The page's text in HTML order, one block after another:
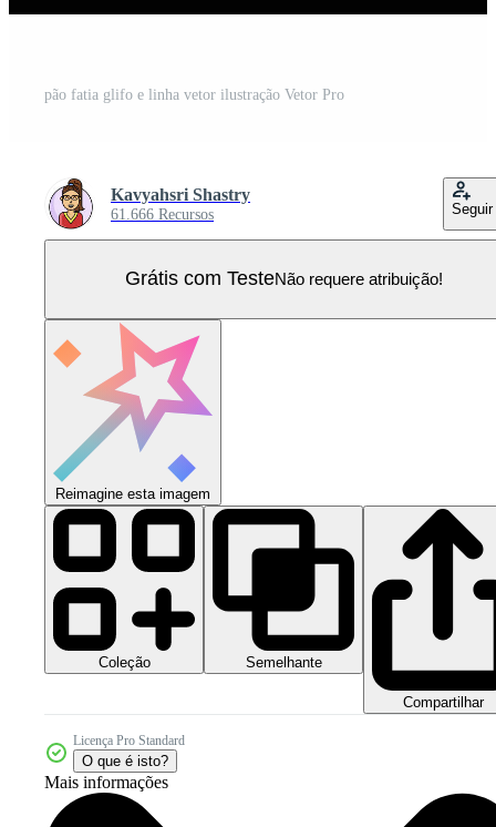
pão fatia glifo e linha vetor ilustração Vetor Pro
Kavyahsri Shastry
61.666 Recursos Seguir
Grátis com TesteNão requere atribuição!
Reimagine esta imagem
Coleção Semelhante
Compartilhar
Licença Pro Standard
O que é isto?
Mais informações